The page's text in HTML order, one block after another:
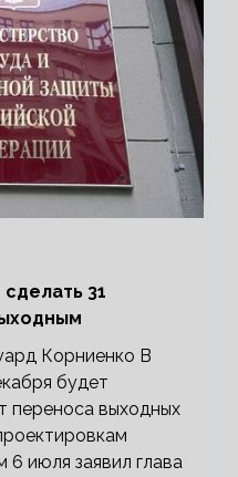
31
Корниенко В
будет
переноса выходных
июля заявил глава